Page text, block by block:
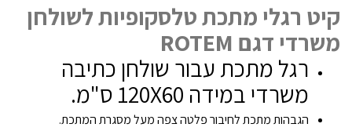
קיט רגלי מתכת טלסקופיות לשולחן
משרדי דגם ROTEM
רגל מתכת עבור שולחן כתיבה
משרדי במידה 120X60 ס"מ.
הגבהות מתכת לחיבור פלטה צפה מעל מסגרת המתכת.